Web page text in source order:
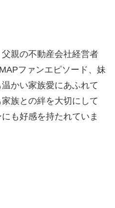
親の不動産会社経営者
ファンエピソード、妹
かい家族愛にあふれて
族との絆を大切にして
も好感を持たれていま